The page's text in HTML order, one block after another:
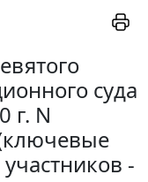
суда
г. N
-